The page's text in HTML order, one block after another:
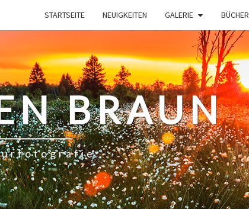
STARTSEITE NEUIGKEITEN GALERIE BÜCHER
BRAUN